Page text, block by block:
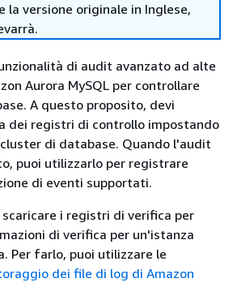
la versione originale in Inglese,
di audit avanzato ad alte
Aurora MySQL per controllare
A questo proposito, devi
dei registri di controllo impostando
di database. Quando l'audit
puoi utilizzarlo per registrare
di eventi supportati.
scaricare i registri di verifica per
di verifica per un'istanza
Per farlo, puoi utilizzare le
dei file di log di Amazon